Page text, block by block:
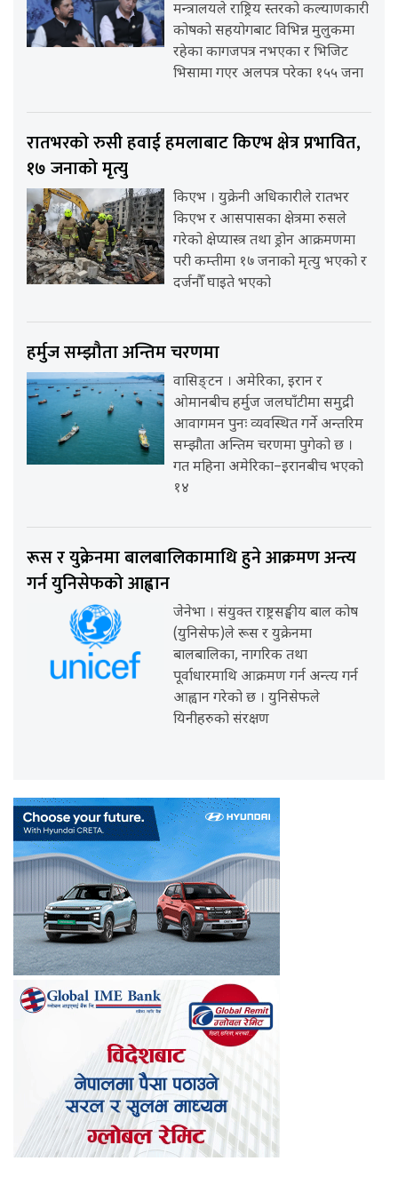
मन्त्रालयले राष्ट्रिय स्तरको कल्याणकारी
कोषको सहयोगबाट विभिन्न मुलुकमा
रहेका कागजपत्र नभएका र भिजिट
भिसामा गएर अलपत्र परेका १५५ जना
रातभरको रुसी हवाई हमलाबाट किएभ क्षेत्र प्रभावित,
१७ जनाको मृत्यु
किएभ । युक्रेनी अधिकारीले रातभर
किएभ र आसपासका क्षेत्रमा रुसले
गरेको क्षेप्यास्त्र तथा ड्रोन आक्रमणमा
परी कम्तीमा १७ जनाको मृत्यु भएको र
दर्जनौँ घाइते भएको
हर्मुज सम्झौता अन्तिम चरणमा
वासिङ्टन । अमेरिका, इरान र
ओमानबीच हर्मुज जलघाँटीमा समुद्री
आवागमन पुनः व्यवस्थित गर्ने अन्तरिम
सम्झौता अन्तिम चरणमा पुगेको छ ।
गत महिना अमेरिका–इरानबीच भएको
१४
रूस र युक्रेनमा बालबालिकामाथि हुने आक्रमण अन्त्य
गर्न युनिसेफको आह्वान
जेनेभा । संयुक्त राष्ट्रसङ्घीय बाल कोष
(युनिसेफ)ले रूस र युक्रेनमा
बालबालिका, नागरिक तथा
पूर्वाधारमाथि आक्रमण गर्न अन्त्य गर्न
आह्वान गरेको छ । युनिसेफले
यिनीहरुको संरक्षण